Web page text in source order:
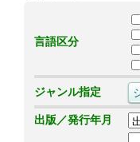
言語区分
ジャンル指定
出版／発行年月